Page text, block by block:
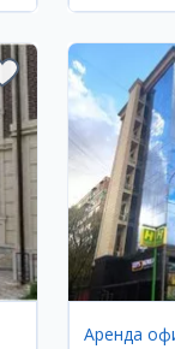
Аренда